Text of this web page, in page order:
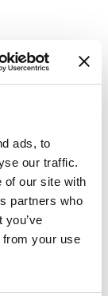
ads, to
our traffic.
of our site with
partners who
from your use